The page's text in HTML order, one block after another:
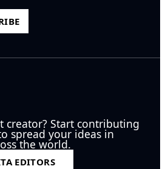
creator? Start contributing
spread your ideas in
the world.
EDITORS